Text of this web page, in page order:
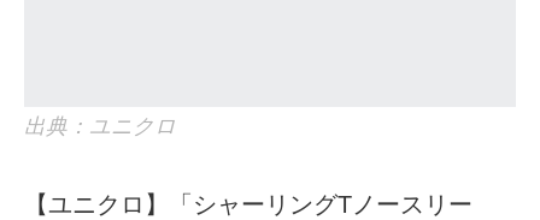
出典：ユニクロ
【ユニクロ】「シャーリングTノースリー